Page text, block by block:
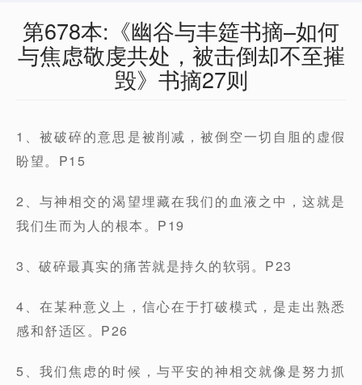
第678本:《幽谷与丰筵书摘–如何
与焦虑敬虔共处，被击倒却不至摧
毁》书摘27则
1、被破碎的意思是被削减，被倒空一切自䏣的虚假
盼望。P15
2、与神相交的渴望埋藏在我们的血液之中，这就是
我们生而为人的根本。P19
3、破碎最真实的痛苦就是持久的软弱。P23
4、在某种意义上，信心在于打破模式，是走出熟悉
感和舒适区。P26
5、我们焦虑的时候，与平安的神相交就像是努力抓